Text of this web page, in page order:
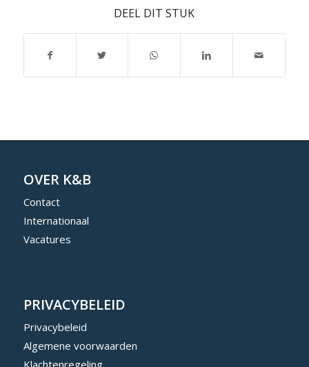
DEEL DIT STUK
OVER K&B
Contact
Internationaal
Vacatures
PRIVACYBELEID
Privacybeleid
Algemene voorwaarden
Klachtenregeling